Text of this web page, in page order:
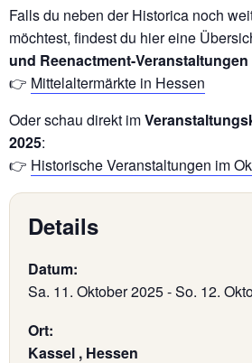
Falls du neben der Historica noch
möchtest, findest du hier eine
und Reenactment-
👉 Mittelaltermärkte in Hessen
Oder schau direkt im
2025:
👉 Historische Veranstaltungen im
Details
Datum:
Sa. 11. Oktober 2025-So. 12.
Ort:
Kassel , Hessen